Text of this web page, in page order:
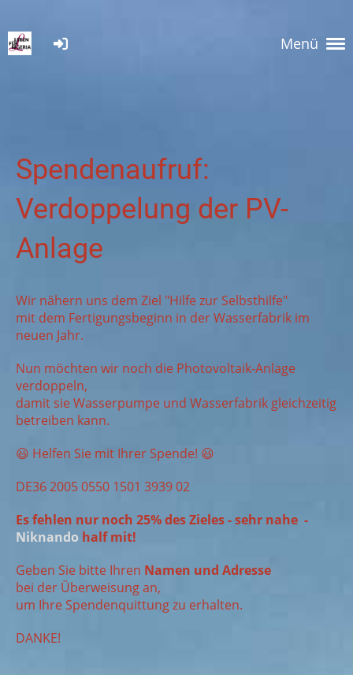
Menü
Spendenaufruf:
Verdoppelung der PV-
Anlage
Wir nähern uns dem Ziel "Hilfe zur Selbsthilfe"
mit dem Fertigungsbeginn in der Wasserfabrik im
neuen Jahr.
Nun möchten wir noch die Photovoltaik-Anlage
verdoppeln,
damit sie Wasserpumpe und Wasserfabrik gleichzeitig
betreiben kann.
😃 Helfen Sie mit Ihrer Spende! 😃
DE36 2005 0550 1501 3939 02
Es fehlen nur noch 25% des Zieles - sehr nahe -
Niknando half mit!
Geben Sie bitte Ihren Namen und Adresse
bei der Überweisung an,
um Ihre Spendenquittung zu erhalten.
DANKE!